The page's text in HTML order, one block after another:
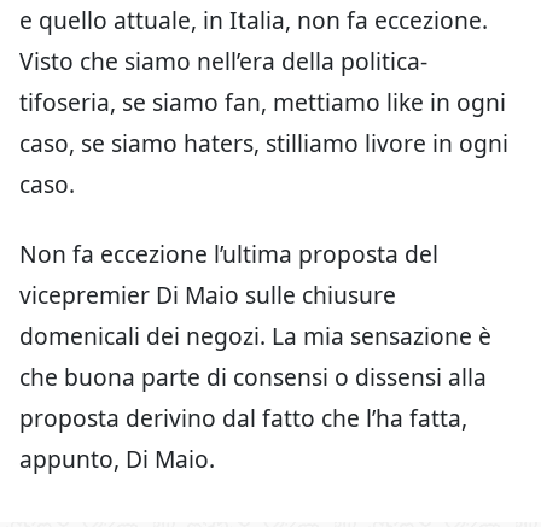
e quello attuale, in Italia, non fa eccezione.
Visto che siamo nell’era della politica-
tifoseria, se siamo fan, mettiamo like in ogni
caso, se siamo haters, stilliamo livore in ogni
caso.
Non fa eccezione l’ultima proposta del
vicepremier Di Maio sulle chiusure
domenicali dei negozi. La mia sensazione è
che buona parte di consensi o dissensi alla
proposta derivino dal fatto che l’ha fatta,
appunto, Di Maio.